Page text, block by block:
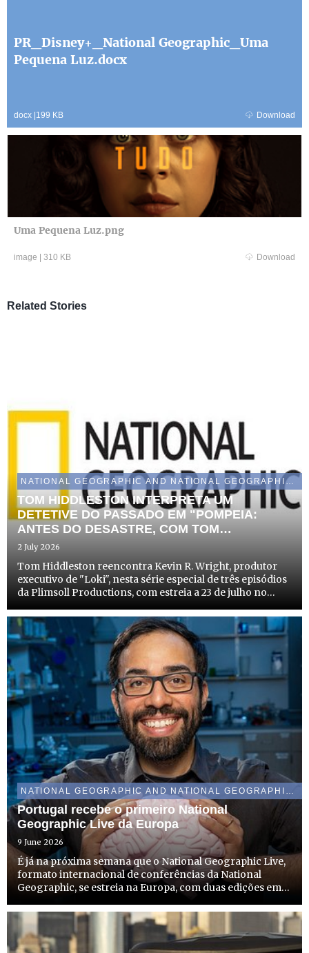
PR_Disney+_National Geographic_Uma
Pequena Luz.docx
docx |199 KB Download
Uma Pequena Luz.png
image | 310 KB Download
Related Stories
NATIONAL GEOGRAPHIC AND NATIONAL GEOGRAPHIC WILD
TOM HIDDLESTON INTERPRETA UM
DETETIVE DO PASSADO EM "POMPEIA:
ANTES DO DESASTRE, COM TOM
HIDDLESTON" A INOVADORA INVESTIGAÇÃO
ÚLTIMAS HORAS DA CIDADE
2 July 2026
Tom Hiddleston reencontra Kevin R. Wright, produtor
executivo de "Loki", nesta série especial de três episódios
da Plimsoll Productions, com estreia a 23 de julho no
Portugal recebe o primeiro National
Geographic Live da Europa
9 June 2026
É já na próxima semana que o National Geographic Live,
formato internacional de conferências da National
Geographic, se estreia na Europa, com duas edições em
junho, no Museu do Oriente, e a do Porto acontece a 18
de ju...